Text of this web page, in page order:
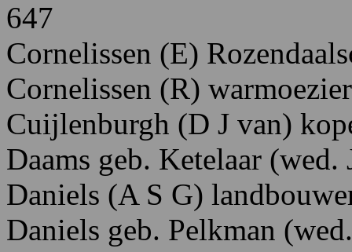
647
Cornelissen (E) R
Cornelissen (R)
Cuijlenburgh (D J van)
Daams geb. Ketelaar (wed.
Daniels (A S G)
Daniels geb. Pelkman